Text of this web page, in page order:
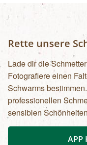
Rette unsere
Lade dir die
Fotografiere einen
Schwarms
professionellen
sensiblen
APP